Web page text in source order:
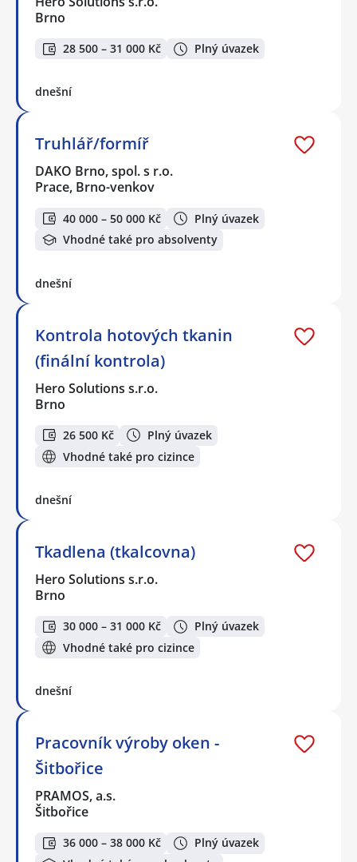
Brno
28 500 – 31 000 Kč Plný úvazek
dnešní
Truhlář/formíř
DAKO Brno, spol. s r.o.
Prace, Brno-venkov
40 000 – 50 000 Kč
Plný úvazek
Vhodné také pro absolventy
dnešní
Kontrola hotových tkanin
(finální kontrola)
Hero Solutions s.r.o.
Brno
26 500 Kč
Plný úvazek
Vhodné také pro cizince
dnešní
Tkadlena (tkalcovna)
Hero Solutions s.r.o.
Brno
30 000 – 31 000 Kč
Plný úvazek
Vhodné také pro cizince
dnešní
Pracovník výroby oken -
Šitbořice
PRAMOS, a.s.
Šitbořice
36 000 – 38 000 Kč
Plný úvazek